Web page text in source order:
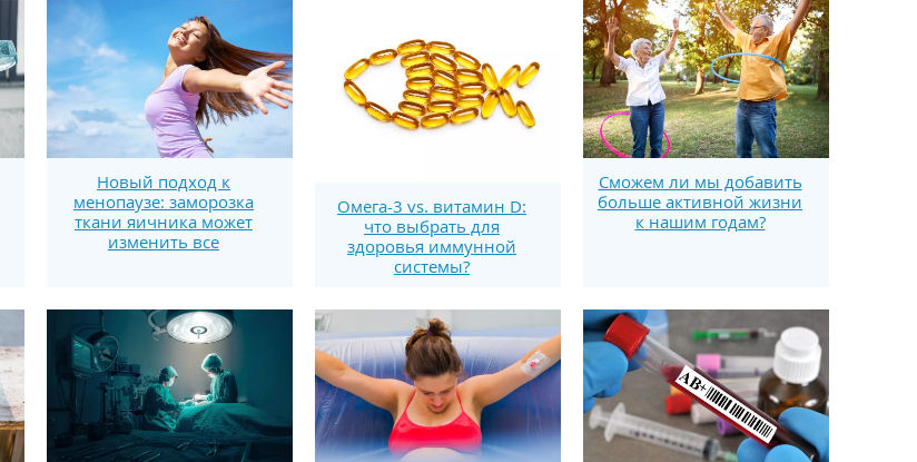
Новый подход к
менопаузе: заморозка
ткани яичника может
изменить все
Омега-3 vs. витамин D:
что выбрать для
здоровья иммунной
системы?
Сможем ли мы добавить
больше активной жизни
к нашим годам?